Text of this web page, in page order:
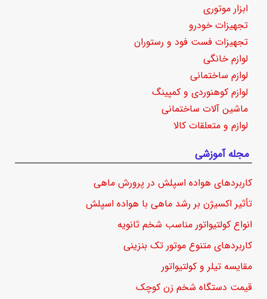
ابزار موتوری
تجهیزات خودرو
تجهیزات فست فود و رستوران
لوازم خانگی
لوازم ساختمانی
لوازم کوهنوردی و کمپینگ
ماشین آلات ساختمانی
لوازم و متعلقات کالا
مجله آموزشی
کاربردهای هواده اسپلش در پرورش ماهی
تأثیر اکسیژن بر رشد ماهی با هواده اسپلش
انواع کولتیواتور مناسب شخم ثانویه
کاربردهای متنوع موتور تک بنزینی
مقایسه تیلر و کولتیواتور
قیمت دستگاه شخم زن کوچک